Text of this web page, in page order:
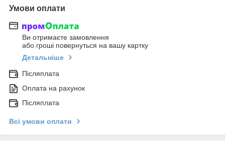
Умови оплати
Ви отримаєте замовлення
або гроші повернуться на вашу картку
Детальніше
Післяплата
Оплата на рахунок
Післяплата
Всі умови оплати